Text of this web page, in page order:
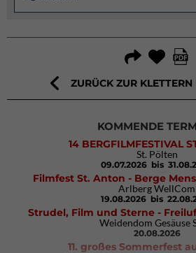
ZURÜCK ZUR
KOMMENDE
14 BERGFILMFESTIVAL
St. Pölten
09.07.2026 bis
Filmfest St. Anton - Berge
Arlberg WellCom
19.08.2026 bis
Strudel, Film und Sterne -
Weidendom Gesäuse
20.08.2026
11. großes Sommerfest